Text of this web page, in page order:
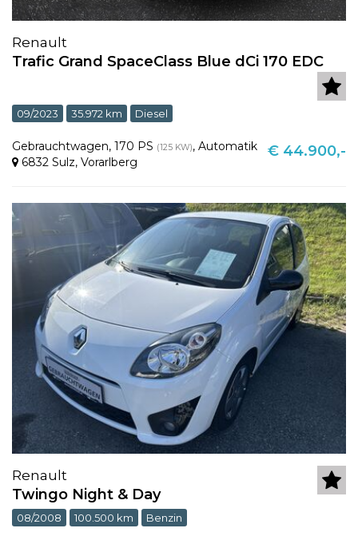
Renault
Trafic Grand SpaceClass Blue dCi 170 EDC
09/2023 35.972 km Diesel
Gebrauchtwagen, 170 PS (125 KW), Automatik
6832 Sulz, Vorarlberg
€ 44.900,-
Renault
Twingo Night & Day
08/2008 100.500 km Benzin